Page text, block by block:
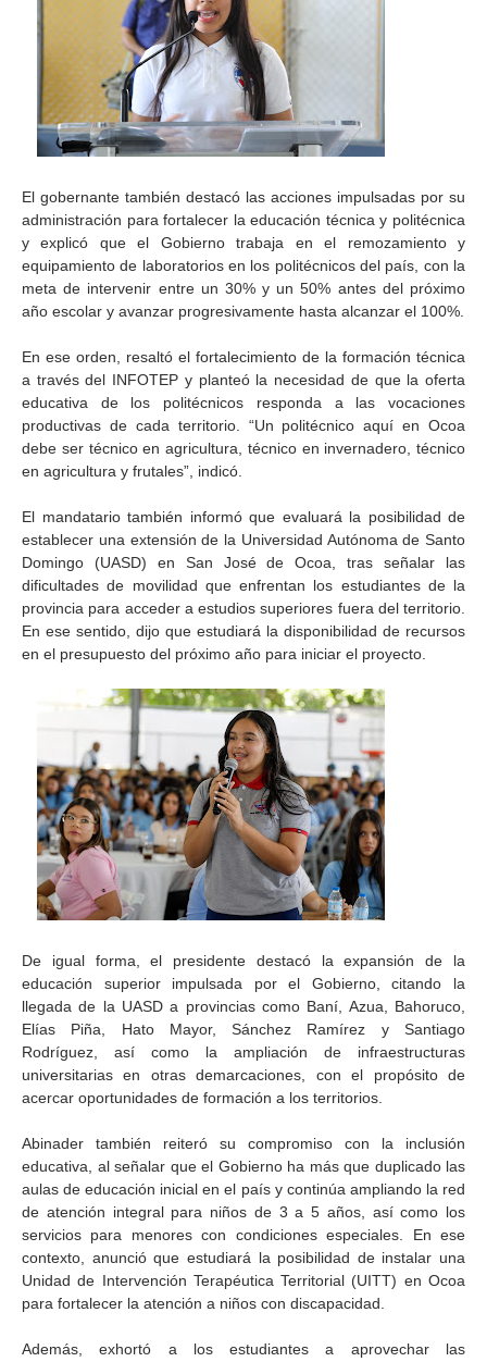
El gobernante también destacó las acciones impulsadas por su
administración para fortalecer la educación técnica y politécnica
y explicó que el Gobierno trabaja en el remozamiento y
equipamiento de laboratorios en los politécnicos del país, con la
meta de intervenir entre un 30% y un 50% antes del próximo
año escolar y avanzar progresivamente hasta alcanzar el 100%.
En ese orden, resaltó el fortalecimiento de la formación técnica
a través del INFOTEP y planteó la necesidad de que la oferta
educativa de los politécnicos responda a las vocaciones
productivas de cada territorio. “Un politécnico aquí en Ocoa
debe ser técnico en agricultura, técnico en invernadero, técnico
en agricultura y frutales”, indicó.
El mandatario también informó que evaluará la posibilidad de
establecer una extensión de la Universidad Autónoma de Santo
Domingo (UASD) en San José de Ocoa, tras señalar las
dificultades de movilidad que enfrentan los estudiantes de la
provincia para acceder a estudios superiores fuera del territorio.
En ese sentido, dijo que estudiará la disponibilidad de recursos
en el presupuesto del próximo año para iniciar el proyecto.
De igual forma, el presidente destacó la expansión de la
educación superior impulsada por el Gobierno, citando la
llegada de la UASD a provincias como Baní, Azua, Bahoruco,
Elías Piña, Hato Mayor, Sánchez Ramírez y Santiago
Rodríguez, así como la ampliación de infraestructuras
universitarias en otras demarcaciones, con el propósito de
acercar oportunidades de formación a los territorios.
Abinader también reiteró su compromiso con la inclusión
educativa, al señalar que el Gobierno ha más que duplicado las
aulas de educación inicial en el país y continúa ampliando la red
de atención integral para niños de 3 a 5 años, así como los
servicios para menores con condiciones especiales. En ese
contexto, anunció que estudiará la posibilidad de instalar una
Unidad de Intervención Terapéutica Territorial (UITT) en Ocoa
para fortalecer la atención a niños con discapacidad.
Además, exhortó a los estudiantes a aprovechar las